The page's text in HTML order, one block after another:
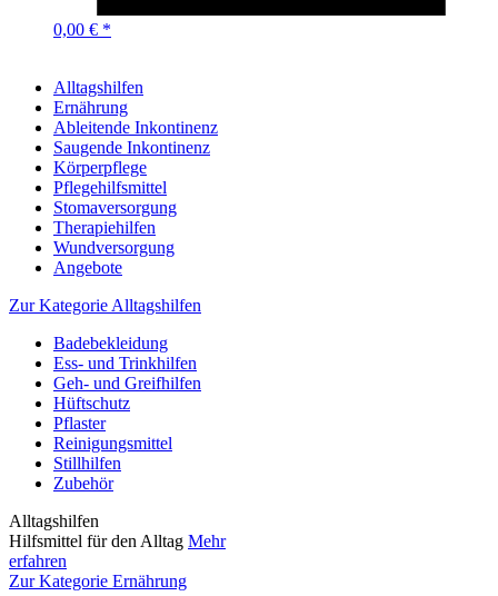
0,00 € *
Alltagshilfen
Ernährung
Ableitende Inkontinenz
Saugende Inkontinenz
Körperpflege
Pflegehilfsmittel
Stomaversorgung
Therapiehilfen
Wundversorgung
Angebote
Zur Kategorie Alltagshilfen
Badebekleidung
Ess- und Trinkhilfen
Geh- und Greifhilfen
Hüftschutz
Pflaster
Reinigungsmittel
Stillhilfen
Zubehör
Alltagshilfen
Hilfsmittel für den Alltag Mehr
erfahren
Zur Kategorie Ernährung